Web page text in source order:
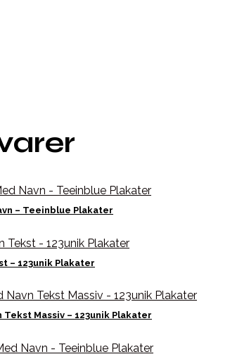
– Teeinblue Plakater
– 123unik Plakater
Massiv – 123unik Plakater